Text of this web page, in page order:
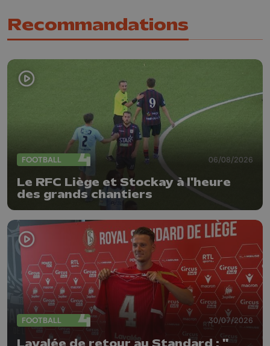
Recommandations
FOOTBALL 06/08/2026
Le RFC Liège et Stockay à l'heure
des grands chantiers
FOOTBALL 30/07/2026